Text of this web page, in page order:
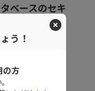
ベースのセキ
を強化するとき
を落と...
う！
方